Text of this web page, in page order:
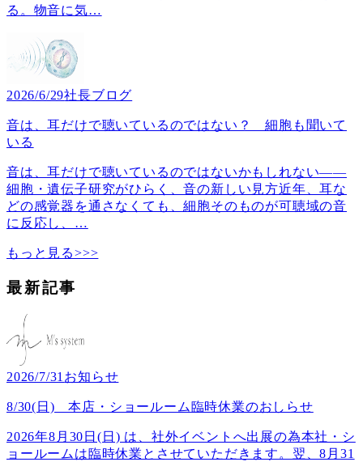
る。物音に気…
2026/6/29社長ブログ
音は、耳だけで聴いているのではない？ 細胞も聞いて
いる
音は、耳だけで聴いているのではないかもしれない――
細胞・遺伝子研究がひらく、音の新しい見方近年、耳な
どの感覚器を通さなくても、細胞そのものが可聴域の音
に反応し、 …
もっと見る>>>
最新記事
2026/7/31 お知らせ
8/30(日) 本店・ショールーム臨時休業のおしらせ
2026年8月30日(日) は、社外イベントへ出展の為本社・シ
ョールームは臨時休業とさせていただきます。翌、8月31